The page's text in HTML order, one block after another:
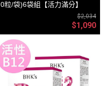
0粒/袋)6袋組【活力滿分】
$2,034
$1,090